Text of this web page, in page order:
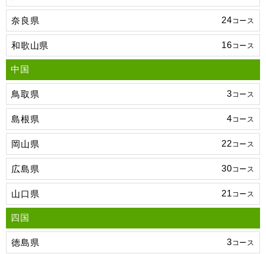
奈良県 24コース
和歌山県 16コース
中国
鳥取県 3コース
島根県 4コース
岡山県 22コース
広島県 30コース
山口県 21 コース
四国
徳島県 3コース